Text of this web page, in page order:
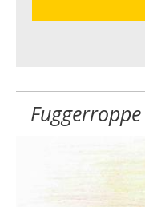
Fuggerroppe